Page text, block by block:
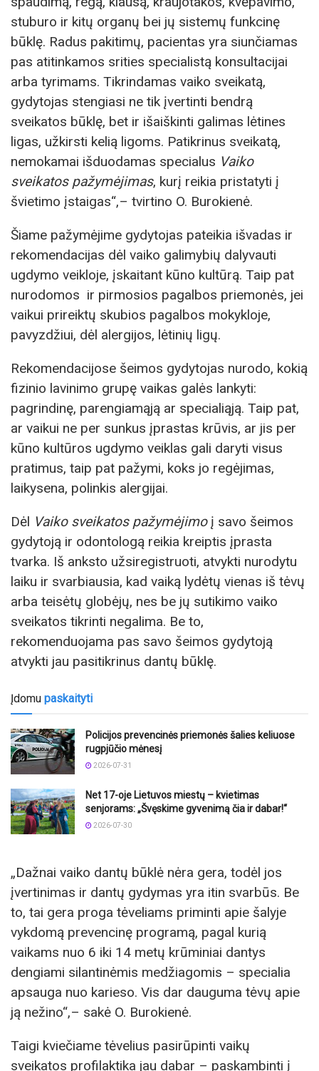
stuburo ir kitų organų bei jų sistemų funkcinę
būklę. Radus pakitimų, pacientas yra siunčiamas
pas atitinkamos srities specialistą konsultacijai
arba tyrimams. Tikrindamas vaiko sveikatą,
gydytojas stengiasi ne tik įvertinti bendrą
sveikatos būklę, bet ir išaiškinti galimas lėtines
ligas, užkirsti kelią ligoms. Patikrinus sveikatą,
nemokamai išduodamas specialus Vaiko
sveikatos pažymėjimas, kurį reikia pristatyti į
švietimo įstaigas“,– tvirtino O. Burokienė.
Šiame pažymėjime gydytojas pateikia išvadas ir
rekomendacijas dėl vaiko galimybių dalyvauti
ugdymo veikloje, įskaitant kūno kultūrą. Taip pat
nurodomos ir pirmosios pagalbos priemonės, jei
vaikui prireiktų skubios pagalbos mokykloje,
pavyzdžiui, dėl alergijos, lėtinių ligų.
Rekomendacijose šeimos gydytojas nurodo, kokią
fizinio lavinimo grupę vaikas galės lankyti:
pagrindinę, parengiamąją ar specialiąją. Taip pat,
ar vaikui ne per sunkus įprastas krūvis, ar jis per
kūno kultūros ugdymo veiklas gali daryti visus
pratimus, taip pat pažymi, koks jo regėjimas,
laikysena, polinkis alergijai.
Dėl Vaiko sveikatos pažymėjimoį savo šeimos
gydytoją ir odontologą reikia kreiptis įprasta
tvarka. Iš anksto užsiregistruoti, atvykti nurodytu
laiku ir svarbiausia, kad vaiką lydėtų vienas iš tėvų
arba teisėtų globėjų, nes be jų sutikimo vaiko
sveikatos tikrinti negalima. Be to,
rekomenduojama pas savo šeimos gydytoją
atvykti jau pasitikrinus dantų būklę.
Įdomu paskaityti
Policijos prevencinės priemonės šalies keliuose
rugpjūčio mėnesį
2026-07-31
Net 17-oje Lietuvos miestų – kvietimas
senjorams: „Švęskime gyvenimą čia ir dabar!“
2026-07-30
„Dažnai vaiko dantų būklė nėra gera, todėl jos
įvertinimas ir dantų gydymas yra itin svarbūs. Be
to, tai gera proga tėveliams priminti apie šalyje
vykdomą prevencinę programą, pagal kurią
vaikams nuo 6 iki 14 metų krūminiai dantys
dengiami silantinėmis medžiagomis – specialia
apsauga nuo karieso. Vis dar dauguma tėvų apie
ją nežino“,– sakė O. Burokienė.
Taigi kviečiame tėvelius pasirūpinti vaikų
sveikatos profilaktika jau dabar – paskambinti į